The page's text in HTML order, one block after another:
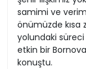
samimi ve
önümüzde kısa
yolundaki
etkin bir
konuştu.